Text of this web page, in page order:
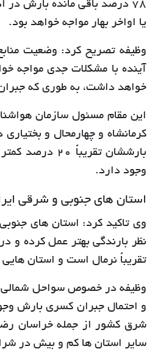
78 درصد باقی مانده بارش
یا اواخر بهار مواجه خواهد بود.
وظیفه تصریح کرد: وضعیت
آینده با مشکلات جدی مواجه
خواهد داشت، به طوری که
این مقام مسئول سازمان
بارششان
وجود دارد.
استان های جنوبی و شرقی
وی تاکید کرد: استان های
نظر بارندگی بهتر عمل کرده و
تقریباً نرمال است و استان
وظیفه در خصوص سواحل شمالی
و احتمال جبران کسری بارش
شرق کشور از جمله خراسان
سایر استان ها کم و بیش در